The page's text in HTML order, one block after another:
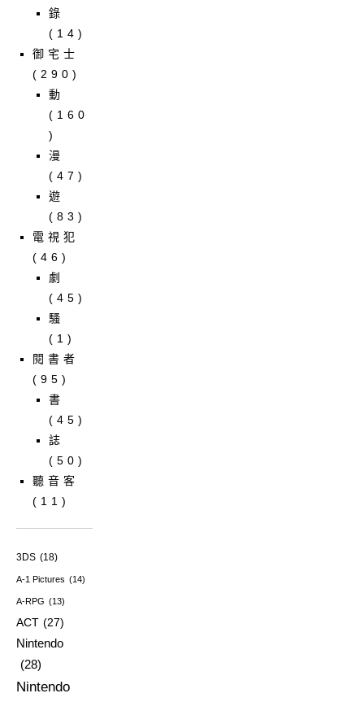
錄
(14)
御宅士
(290)
動
(160
)
漫
(47)
遊
(83)
電視犯
(46)
劇
(45)
騷
(1)
閱書者
(95)
書
(45)
誌
(50)
聽音客
(11)
3DS (18)
A-1 Pictures (14)
A-RPG (13)
ACT (27)
Nintendo
(28)
Nintendo